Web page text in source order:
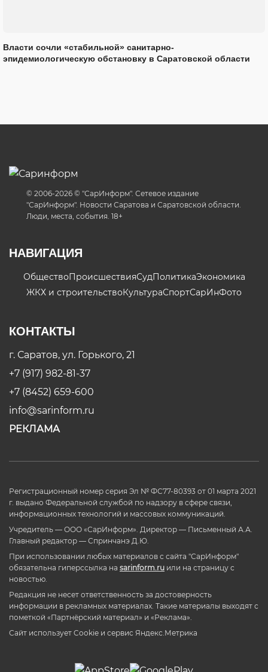
Власти сочли «стабильной» санитарно-
эпидемиологическую обстановку в Саратовской области
© 2006-2026 © "СарИнформ". Сетевое издание
"СарИнформ". Новости Саратова и Саратовской области.
Люди, места, события. 18+
НАВИГАЦИЯ
ОбществоПроисшествияСудПолитикаЭкономика
ЖКХ и строительствоКультураСпортСарИнФото
КОНТАКТЫ
г. Саратов, ул. Горького, 21
+7 (917) 982-81-37
+7 (8452) 659-600
info@sarinform.ru
РЕКЛАМА
Регистрационный номер серия Эл № ФС77-80393 от 01 марта 2021
г. выдано Федеральной службой по надзору в сфере связи,
информационных технологий и массовых коммуникаций.
Учредитель — ООО «СарИнформ». Директор — Письменный А.А.
Главный редактор — Спринчанэ Д.Ю.
При использовании любых материалов с сайта "СарИнформ"
обязательна гиперссылка на sarinform.ru или на страницу с
новостью.
Редакция не несет ответственность за достоверность
информации в рекламных материалах. Такие материалы выходят с
пометкой «Партнёрский материал» и «Реклама».
Сайт использует Cookie и сервиc Яндекс.Метрика